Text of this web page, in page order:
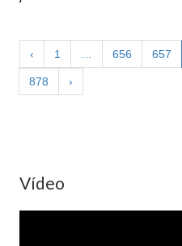
‹ 1 … 656 657
878 ›
Vídeo